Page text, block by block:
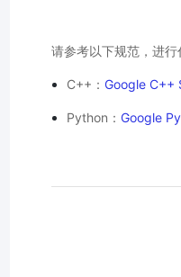
请参考以下规范，进
C++： Google C++
Python： Google